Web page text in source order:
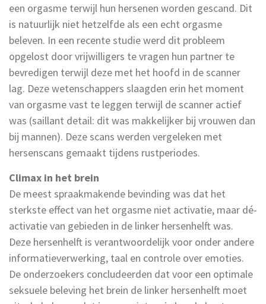
een orgasme terwijl hun hersenen worden gescand. Dit
is natuurlijk niet hetzelfde als een echt orgasme
beleven. In een recente studie werd dit probleem
opgelost door vrijwilligers te vragen hun partner te
bevredigen terwijl deze met het hoofd in de scanner
lag. Deze wetenschappers slaagden erin het moment
van orgasme vast te leggen terwijl de scanner actief
was (saillant detail: dit was makkelijker bij vrouwen dan
bij mannen). Deze scans werden vergeleken met
hersenscans gemaakt tijdens rustperiodes.
Climax in het brein
De meest spraakmakende bevinding was dat het
sterkste effect van het orgasme niet activatie, maar dé-
activatie van gebieden in de linker hersenhelft was.
Deze hersenhelft is verantwoordelijk voor onder andere
informatieverwerking, taal en controle over emoties.
De onderzoekers concludeerden dat voor een optimale
seksuele beleving het brein de linker hersenhelft moet